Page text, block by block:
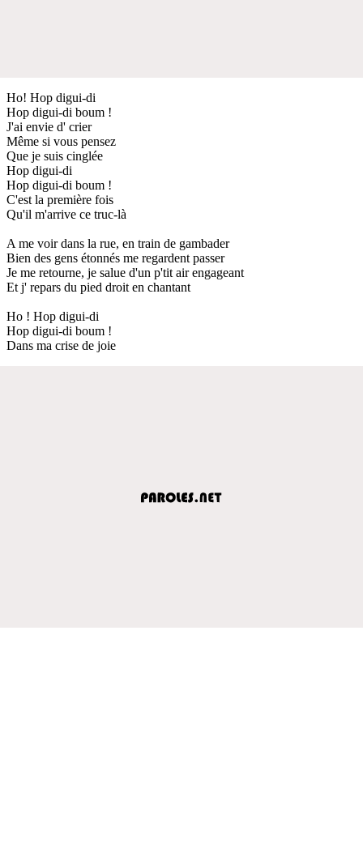
Ho! Hop digui-di
Hop digui-di boum !
J'ai envie d' crier
Même si vous pensez
Que je suis cinglée
Hop digui-di
Hop digui-di boum !
C'est la première fois
Qu'il m'arrive ce truc-là
A me voir dans la rue, en train de gambader
Bien des gens étonnés me regardent passer
Je me retourne, je salue d'un p'tit air engageant
Et j' repars du pied droit en chantant
Ho ! Hop digui-di
Hop digui-di boum !
Dans ma crise de joie